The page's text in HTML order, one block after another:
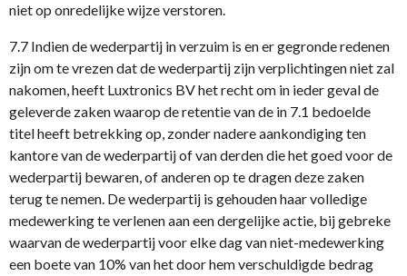
niet op onredelijke wijze verstoren.
7.7 Indien de wederpartij in verzuim is en er gegronde redenen
zijn om te vrezen dat de wederpartij zijn verplichtingen niet zal
nakomen, heeft Luxtronics BV het recht om in ieder geval de
geleverde zaken waarop de retentie van de in 7.1 bedoelde
titel heeft betrekking op, zonder nadere aankondiging ten
kantore van de wederpartij of van derden die het goed voor de
wederpartij bewaren, of anderen op te dragen deze zaken
terug te nemen. De wederpartij is gehouden haar volledige
medewerking te verlenen aan een dergelijke actie, bij gebreke
waarvan de wederpartij voor elke dag van niet-medewerking
een boete van 10% van het door hem verschuldigde bedrag